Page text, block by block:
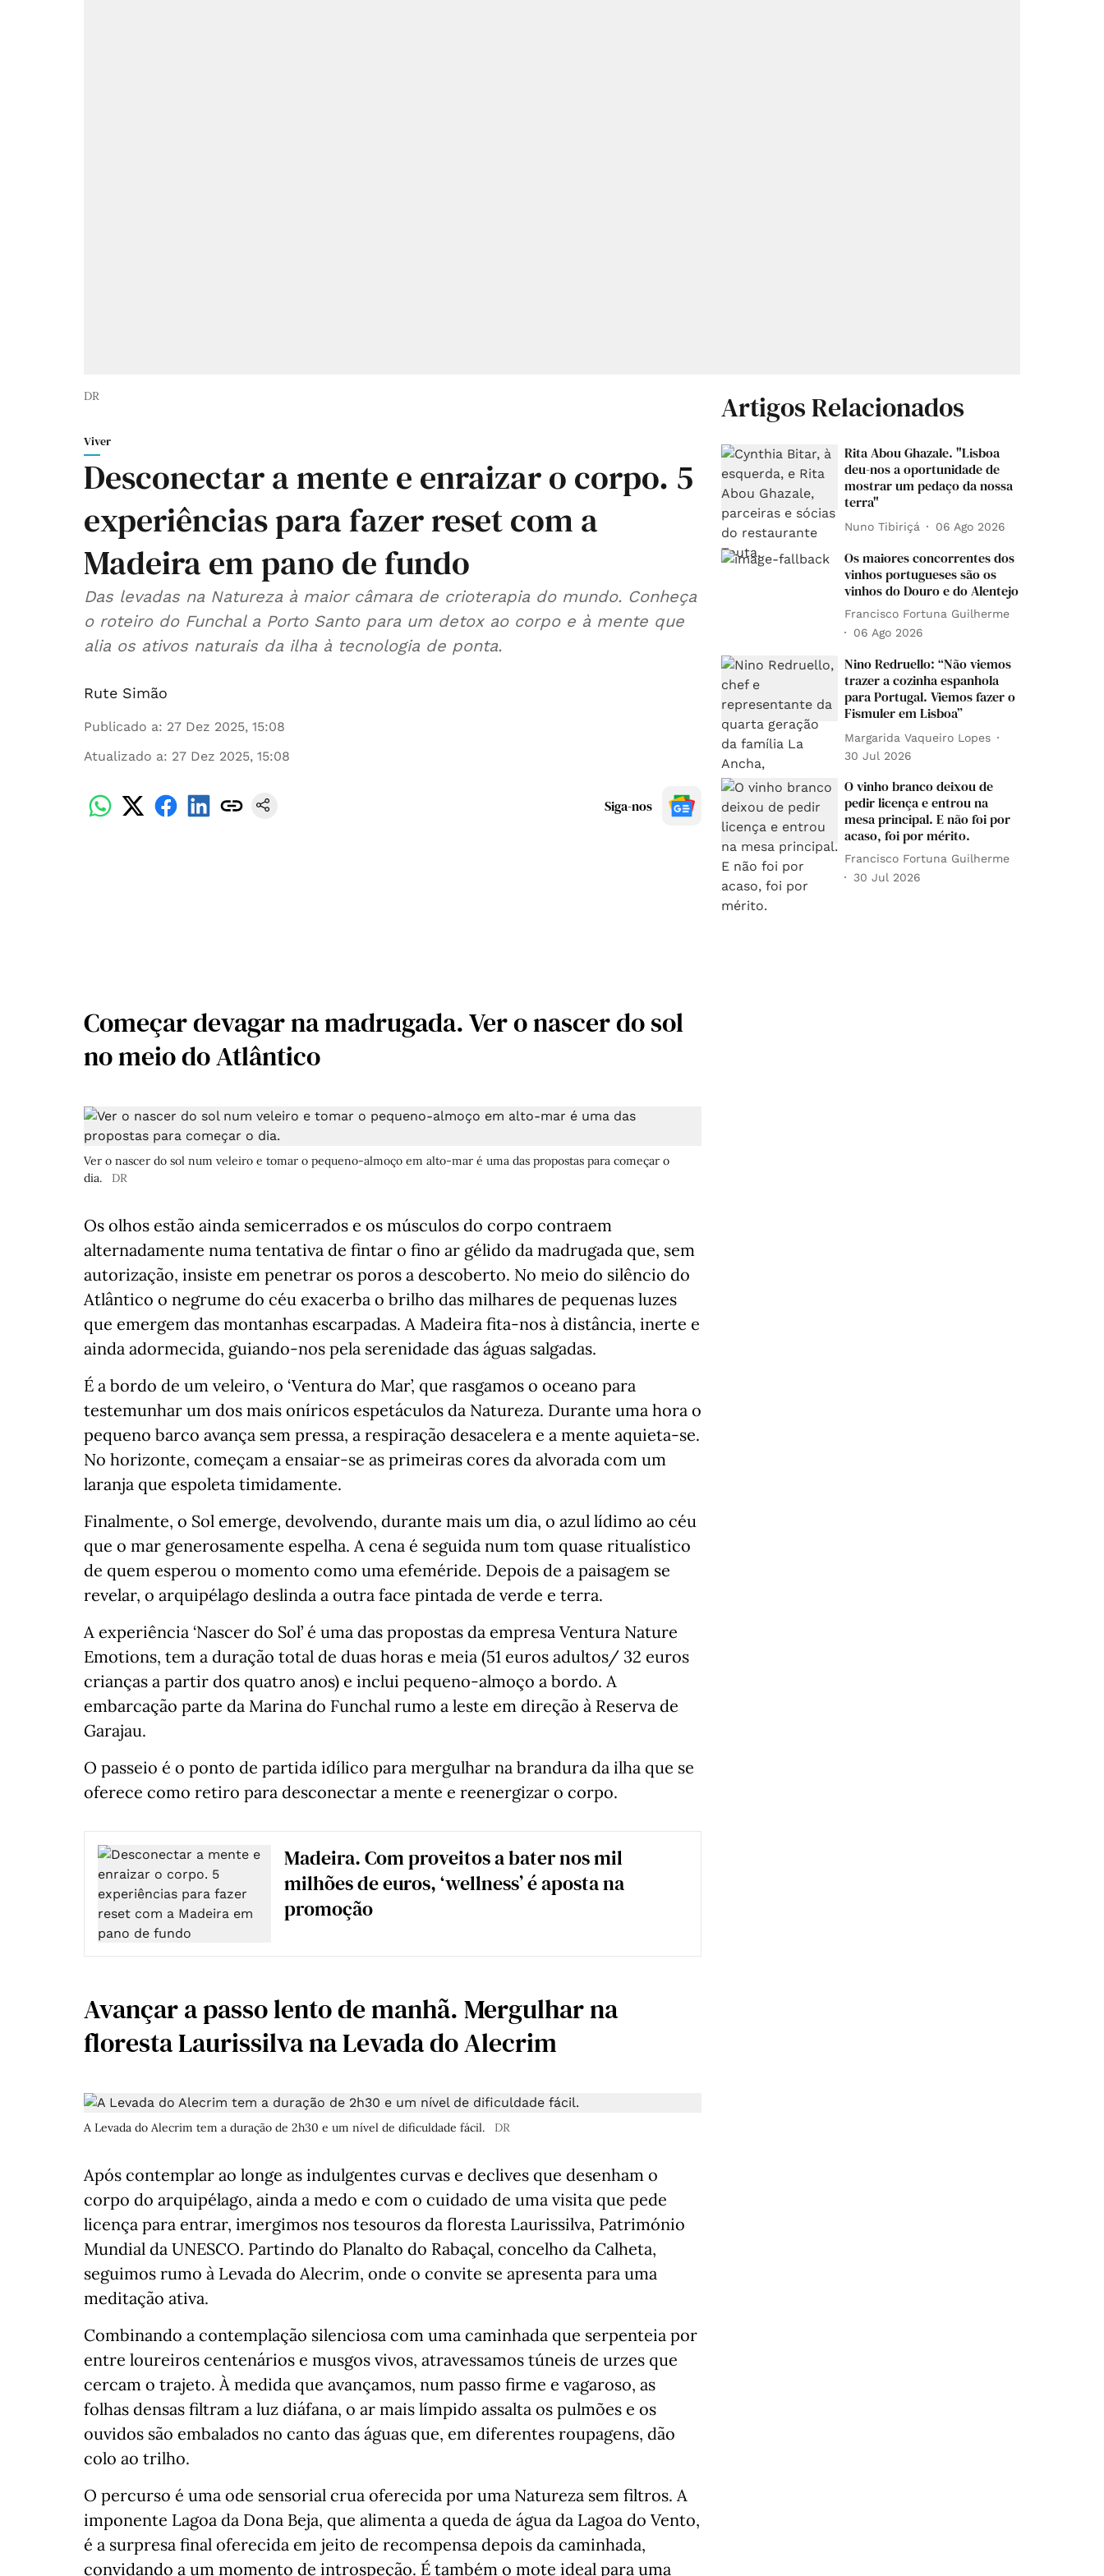
DR
Viver
Desconectar a mente e enraizar o corpo. 5
experiências para fazer reset com a
Madeira em pano de fundo
Das levadas na Natureza à maior câmara de crioterapia do mundo. Conheça
o roteiro do Funchal a Porto Santo para um detox ao corpo e à mente que
alia os ativos naturais da ilha à tecnologia de ponta.
Rute Simão
Publicado a: 27 Dez 2025, 15:08
Atualizado a: 27 Dez 2025, 15:08
Siga-nos
Começar devagar na madrugada. Ver o nascer do sol
no meio do Atlântico
Ver o nascer do sol num veleiro e tomar o pequeno-almoço em alto-mar é uma das propostas para começar o
dia.
DR
Os olhos estão ainda semicerrados e os músculos do corpo contraem
alternadamente numa tentativa de fintar o fino ar gélido da madrugada que, sem
autorização, insiste em penetrar os poros a descoberto. No meio do silêncio do
Atlântico o negrume do céu exacerba o brilho das milhares de pequenas luzes
que emergem das montanhas escarpadas. A Madeira fita-nos à distância, inerte e
ainda adormecida, guiando-nos pela serenidade das águas salgadas.
É a bordo de um veleiro, o ‘Ventura do Mar’, que rasgamos o oceano para
testemunhar um dos mais oníricos espetáculos da Natureza. Durante uma hora o
pequeno barco avança sem pressa, a respiração desacelera e a mente aquieta-se.
No horizonte, começam a ensaiar-se as primeiras cores da alvorada com um
laranja que espoleta timidamente.
Finalmente, o Sol emerge, devolvendo, durante mais um dia, o azul lídimo ao céu
que o mar generosamente espelha. A cena é seguida num tom quase ritualístico
de quem esperou o momento como uma efeméride. Depois de a paisagem se
revelar, o arquipélago deslinda a outra face pintada de verde e terra.
A experiência ‘Nascer do Sol’ é uma das propostas da empresa Ventura Nature
Emotions, tem a duração total de duas horas e meia (51 euros adultos/ 32 euros
crianças a partir dos quatro anos) e inclui pequeno-almoço a bordo. A
embarcação parte da Marina do Funchal rumo a leste em direção à Reserva de
Garajau.
O passeio é o ponto de partida idílico para mergulhar na brandura da ilha que se
oferece como retiro para desconectar a mente e reenergizar o corpo.
Madeira. Com proveitos a bater nos mil
milhões de euros, ‘wellness’ é aposta na
promoção
Avançar a passo lento de manhã. Mergulhar na
floresta Laurissilva na Levada do Alecrim
A Levada do Alecrim tem a duração de 2h30 e um nível de dificuldade fácil. DR
Após contemplar ao longe as indulgentes curvas e declives que desenham o
corpo do arquipélago, ainda a medo e com o cuidado de uma visita que pede
licença para entrar, imergimos nos tesouros da floresta Laurissilva, Património
Mundial da UNESCO. Partindo do Planalto do Rabaçal, concelho da Calheta,
seguimos rumo à Levada do Alecrim, onde o convite se apresenta para uma
meditação ativa.
Combinando a contemplação silenciosa com uma caminhada que serpenteia por
entre loureiros centenários e musgos vivos, atravessamos túneis de urzes que
cercam o trajeto. À medida que avançamos, num passo firme e vagaroso, as
folhas densas filtram a luz diáfana, o ar mais límpido assalta os pulmões e os
ouvidos são embalados no canto das águas que, em diferentes roupagens, dão
colo ao trilho.
O percurso é uma ode sensorial crua oferecida por uma Natureza sem filtros. A
imponente Lagoa da Dona Beja, que alimenta a queda de água da Lagoa do Vento,
é a surpresa final oferecida em jeito de recompensa depois da caminhada,
convidando a um momento de introspeção. É também o mote ideal para uma
Artigos Relacionados
Rita Abou Ghazale. "Lisboa
deu-nos a oportunidade de
mostrar um pedaço da nossa
terra"
Nuno Tibiriçá 06 Ago 2026
Os maiores concorrentes dos
vinhos portugueses são os
vinhos do Douro e do Alentejo
Francisco Fortuna Guilherme
06 Ago 2026
Nino Redruello: “Não viemos
trazer a cozinha espanhola
para Portugal. Viemos fazer o
Fismuler em Lisboa”
Margarida Vaqueiro Lopes
30 Jul 2026
O vinho branco deixou de
pedir licença e entrou na
mesa principal. E não foi por
acaso, foi por mérito.
Francisco Fortuna Guilherme
30 Jul 2026